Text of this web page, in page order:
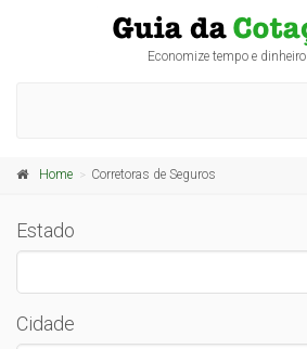
Economize tempo e dinheiro
Home Corretoras de Seguros
Estado
Cidade